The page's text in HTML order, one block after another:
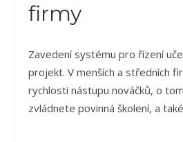
firmy
Zavedení systému pro řízení
projekt. V menších a středních
rychlosti nástupu nováčků, o
zvládnete povinná školení, a